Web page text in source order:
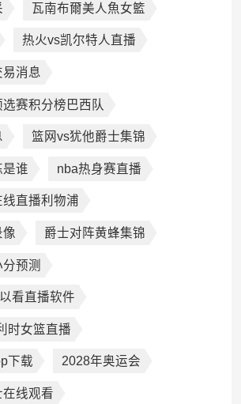
瓦南布爾美人魚女籃
热火vs凯尔特人直播
消息
赛积分榜巴西队
篮网vs犹他爵士集锦
是谁 nba热身赛直播
直播利物浦
爵士对阵黄蜂集锦
预测
看直播软件
时女篮直播
下载 2028年奥运会
线观看